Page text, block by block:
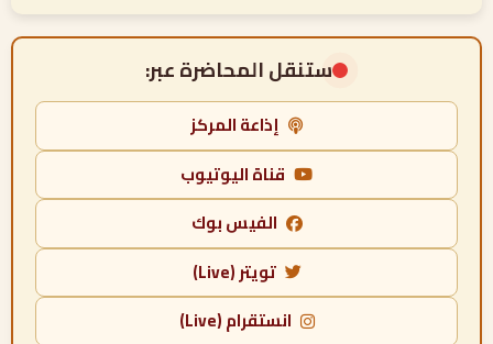
ستنقل المحاضرة عبر:
إذاعة المركز
قناة اليوتيوب
الفيس بوك
تويتر (Live)
انستقرام (Live)